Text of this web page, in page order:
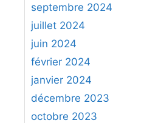
septembre 2024
juillet 2024
juin 2024
février 2024
janvier 2024
décembre 2023
octobre 2023